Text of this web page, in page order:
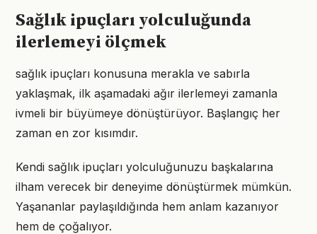
Sağlık ipuçları yolculuğunda
ilerlemeyi ölçmek
sağlık ipuçları konusuna merakla ve sabırla
yaklaşmak, ilk aşamadaki ağır ilerlemeyi zamanla
ivmeli bir büyümeye dönüştürüyor. Başlangıç her
zaman en zor kısımdır.
Kendi sağlık ipuçları yolculuğunuzu başkalarına
ilham verecek bir deneyime dönüştürmek mümkün.
Yaşananlar paylaşıldığında hem anlam kazanıyor
hem de çoğalıyor.